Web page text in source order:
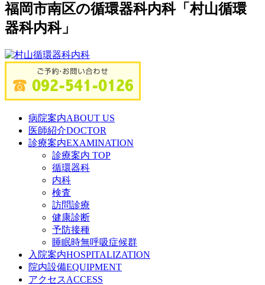
福岡市南区の循環器科内科「村山循環
器科内科」
病院案内ABOUT US
医師紹介DOCTOR
診療案内EXAMINATION
診療案内 TOP
循環器科
内科
検査
訪問診療
健康診断
予防接種
睡眠時無呼吸症候群
入院案内HOSPITALIZATION
院内設備EQUIPMENT
アクセスACCESS